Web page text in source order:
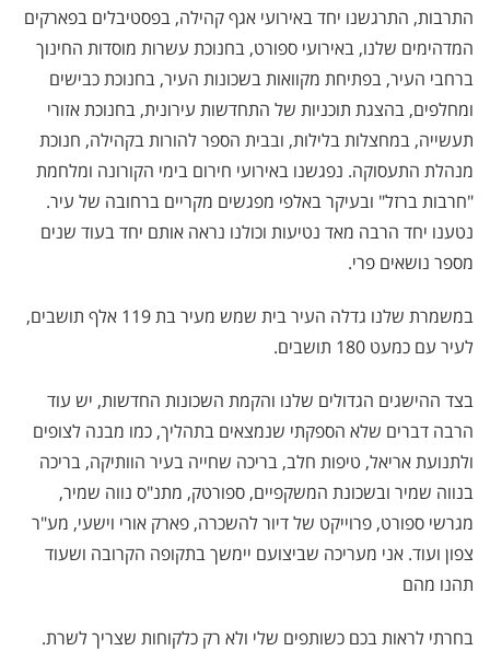
התרבות, התרגשנו יחד באירועי אגף קהילה, בפסטיבלים בפארקים
המדהימים שלנו, באירועי ספורט, בחנוכת עשרות מוסדות החינוך
ברחבי העיר, בפתיחת מקוואות בשכונות העיר, בחנוכת כבישים
ומחלפים, בהצגת תוכניות של התחדשות עירונית, בחנוכת אזורי
תעשייה, במחצלות בלילות, ובבית הספר להורות בקהילה, חנוכת
מנהלת התעסוקה. נפגשנו באירועי חירום בימי הקורונה ומלחמת
"חרבות ברזל" ובעיקר באלפי מפגשים מקריים ברחובה של עיר.
נטענו יחד הרבה מאד נטיעות וכולנו נראה אותם יחד בעוד שנים
מספר נושאים פרי.
במשמרת שלנו גדלה העיר בית שמש מעיר בת 119 אלף תושבים,
לעיר עם כמעט 180 תושבים.
בצד ההישגים הגדולים שלנו והקמת השכונות החדשות, יש עוד
הרבה דברים שלא הספקתי שנמצאים בתהליך, כמו מבנה לצופים
ולתנועת אריאל, טיפות חלב, בריכה שחייה בעיר הוותיקה, בריכה
בנווה שמיר ובשכונת המשקפיים, ספורטק, מתנ"ס נווה שמיר,
מגרשי ספורט, פרוייקט של דיור להשכרה, פארק אורי וישעי, מע"ר
צפון ועוד. אני מעריכה שביצועם יימשך בתקופה הקרובה ושעוד
תהנו מהם
בחרתי לראות בכם כשותפים שלי ולא רק כלקוחות שצריך לשרת.